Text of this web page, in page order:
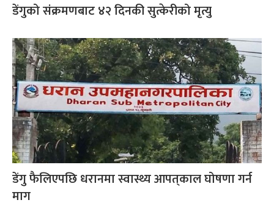
डेंगुको संक्रमणबाट ४२ दिनकी सुत्केरीको मृत्यु
डेंगु फैलिएपछि धरानमा स्वास्थ्य आपत्‌काल घोषणा गर्न
माग